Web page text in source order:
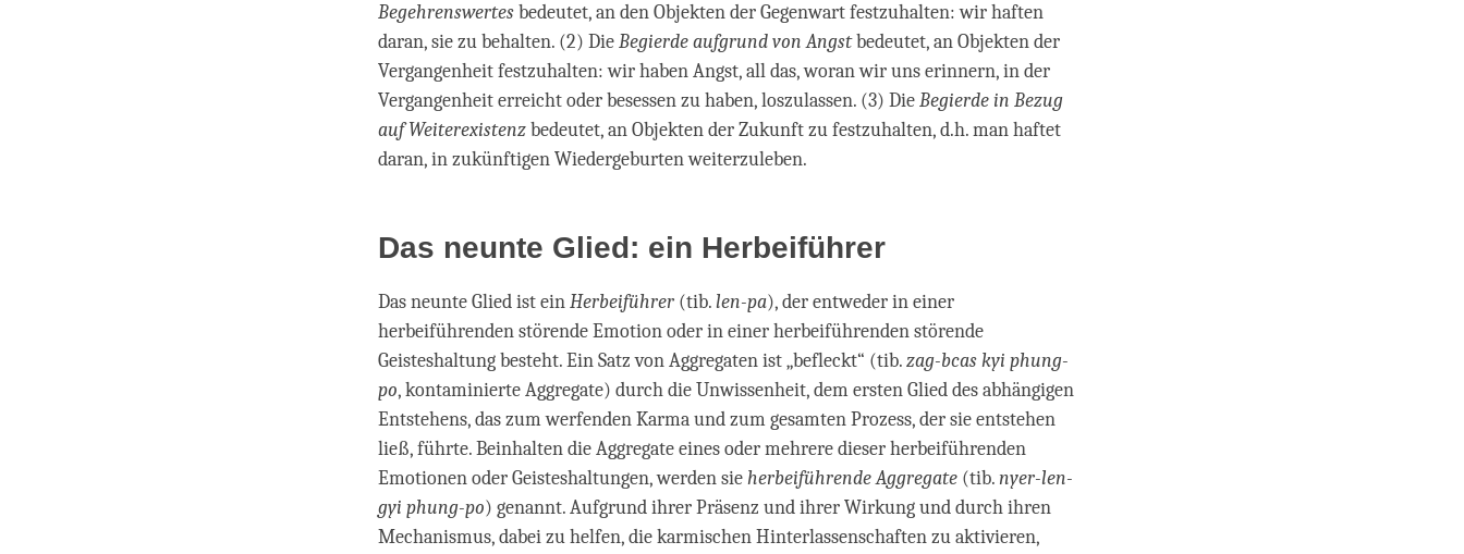
Begehrenswertesbedeutet, an den Objekten der Gegenwart festzuhalten: wir haften
daran, sie zu behalten. (2) DieBegierde aufgrund von Angstbedeutet, an Objekten der
Vergangenheit festzuhalten: wir haben Angst, all das, woran wir uns erinnern, in der
Vergangenheit erreicht oder besessen zu haben, loszulassen. (3) DieBegierde in Bezug
auf Weiterexistenzbedeutet, an Objekten der Zukunft zu festzuhalten, d.h. man haftet
daran, in zukünftigen Wiedergeburten weiterzuleben.
Das neunte Glied: ein Herbeiführer
Das neunte Glied ist einHerbeiführer (tib. len-pa), der entweder in einer
herbeiführenden störende Emotion oder in einer herbeiführenden störende
Geisteshaltung besteht. Ein Satz von Aggregaten ist „befleckt“ (tib.zag-bcas kyi phung-
po, kontaminierte Aggregate) durch die Unwissenheit, dem ersten Glied des abhängigen
Entstehens, das zum werfenden Karma und zum gesamten Prozess, der sie entstehen
ließ, führte. Beinhalten die Aggregate eines oder mehrere dieser herbeiführenden
Emotionen oder Geisteshaltungen, werden sieherbeiführendeAggregate (tib.nyer-len-
gyi phung-po) genannt. Aufgrund ihrer Präsenz und ihrer Wirkung und durch ihren
Mechanismus, dabei zu helfen, die karmischen Hinterlassenschaften zu aktivieren,